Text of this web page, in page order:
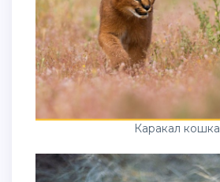
Каракал кошка